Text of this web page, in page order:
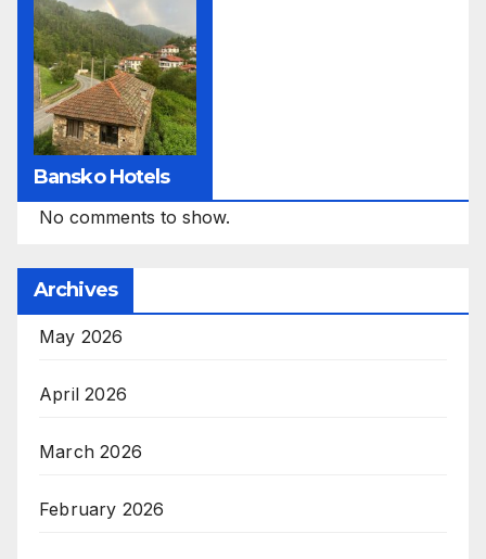
Bansko Hotels
No comments to show.
Archives
May 2026
April 2026
March 2026
February 2026